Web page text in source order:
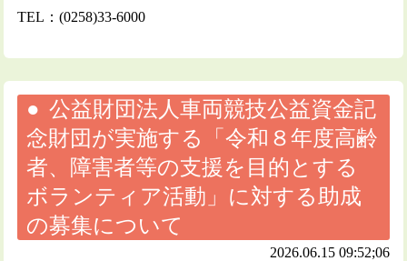
TEL：(0258)33-6000
公益財団法人車両競技公益資金記
念財団が実施する「令和８年度高齢
者、障害者等の支援を目的とする
ボランティア活動」に対する助成
の募集について
2026.06.15 09:52;06